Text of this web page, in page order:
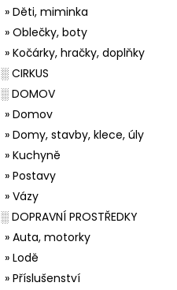
» Děti, miminka
» Oblečky, boty
» Kočárky, hračky, doplňky
░ CIRKUS
░ DOMOV
» Domov
» Domy, stavby, klece, úly
» Kuchyně
» Postavy
» Vázy
░ DOPRAVNÍ PROSTŘEDKY
» Auta, motorky
» Lodě
» Příslušenství